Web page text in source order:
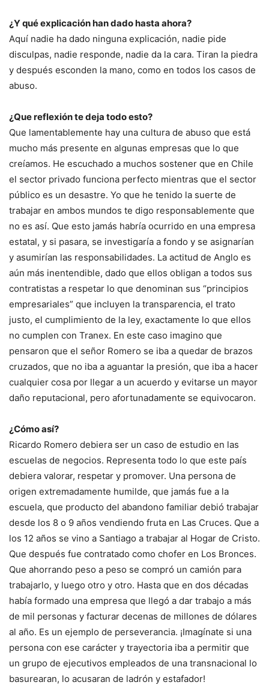
¿Y qué explicación han dado hasta ahora?
Aquí nadie ha dado ninguna explicación, nadie pide
disculpas, nadie responde, nadie da la cara. Tiran la piedra
y después esconden la mano, como en todos los casos de
abuso.
¿Que reflexión te deja todo esto?
Que lamentablemente hay una cultura de abuso que está
mucho más presente en algunas empresas que lo que
creíamos. He escuchado a muchos sostener que en Chile
el sector privado funciona perfecto mientras que el sector
público es un desastre. Yo que he tenido la suerte de
trabajar en ambos mundos te digo responsablemente que
no es así. Que esto jamás habría ocurrido en una empresa
estatal, y si pasara, se investigaría a fondo y se asignarían
y asumirían las responsabilidades. La actitud de Anglo es
aún más inentendible, dado que ellos obligan a todos sus
contratistas a respetar lo que denominan sus “principios
empresariales” que incluyen la transparencia, el trato
justo, el cumplimiento de la ley, exactamente lo que ellos
no cumplen con Tranex. En este caso imagino que
pensaron que el señor Romero se iba a quedar de brazos
cruzados, que no iba a aguantar la presión, que iba a hacer
cualquier cosa por llegar a un acuerdo y evitarse un mayor
daño reputacional, pero afortunadamente se equivocaron.
¿Cómo así?
Ricardo Romero debiera ser un caso de estudio en las
escuelas de negocios. Representa todo lo que este país
debiera valorar, respetar y promover. Una persona de
origen extremadamente humilde, que jamás fue a la
escuela, que producto del abandono familiar debió trabajar
desde los 8 o 9 años vendiendo fruta en Las Cruces. Que a
los 12 años se vino a Santiago a trabajar al Hogar de Cristo.
Que después fue contratado como chofer en Los Bronces.
Que ahorrando peso a peso se compró un camión para
trabajarlo, y luego otro y otro. Hasta que en dos décadas
había formado una empresa que llegó a dar trabajo a más
de mil personas y facturar decenas de millones de dólares
al año. Es un ejemplo de perseverancia. ¡Imagínate si una
persona con ese carácter y trayectoria iba a permitir que
un grupo de ejecutivos empleados de una transnacional lo
basurearan, lo acusaran de ladrón y estafador!